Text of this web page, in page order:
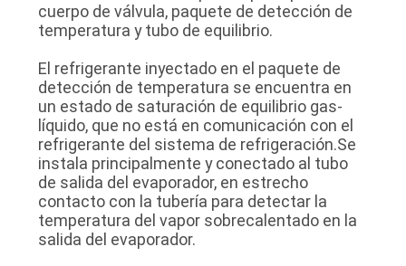
cuerpo de válvula, paquete de detección de
temperatura y tubo de equilibrio.
El refrigerante inyectado en el paquete de
detección de temperatura se encuentra en
un estado de saturación de equilibrio gas-
líquido, que no está en comunicación con el
refrigerante del sistema de refrigeración.Se
instala principalmente y conectado al tubo
de salida del evaporador, en estrecho
contacto con la tubería para detectar la
temperatura del vapor sobrecalentado en la
salida del evaporador.